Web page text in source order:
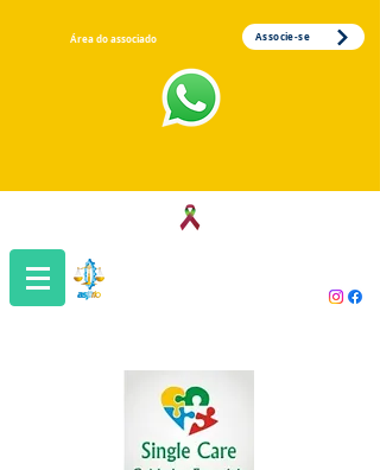
Área do associado Associe-se